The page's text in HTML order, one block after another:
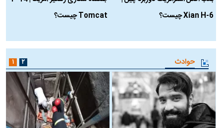
Xian H-6 چیست؟
Tomcat چیست؟
حوادث ۱ ۲